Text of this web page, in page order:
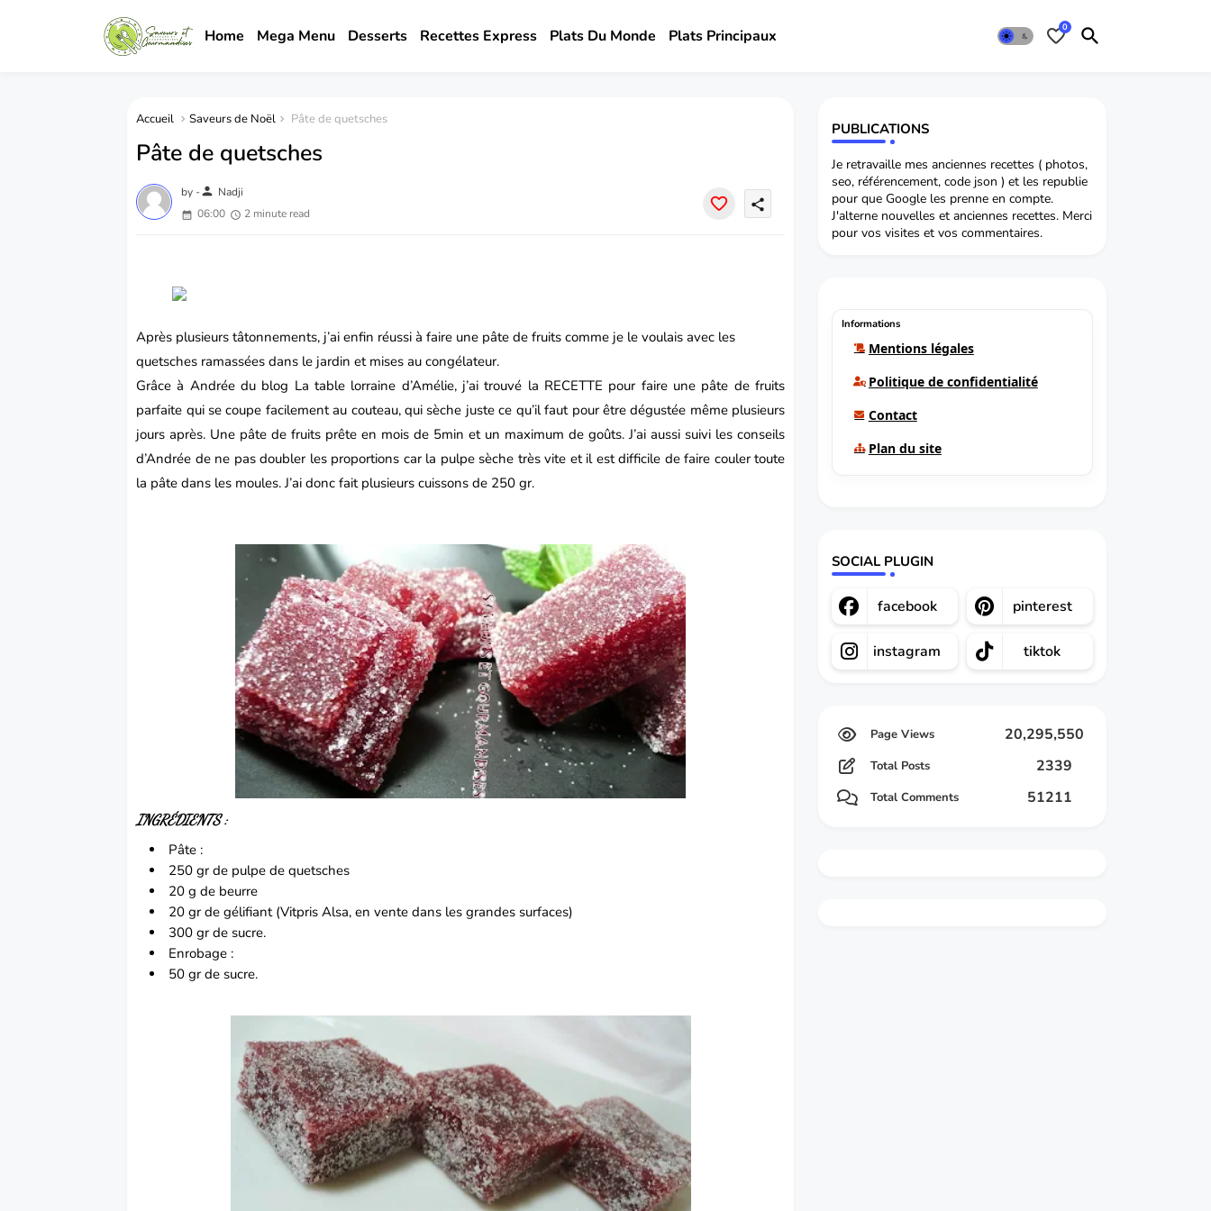
Home Mega Menu Desserts Recettes Express Plats Du Monde Plats Principaux 0
Accueil Saveurs de Noël Pâte de quetsches
Pâte de quetsches
by -person Nadji
06:00
2 minute read
share
Après plusieurs tâtonnements, j’ai enfin réussi à faire une pâte de fruits comme je le voulais avec les
quetsches ramassées dans le jardin et mises au congélateur.
Grâce à Andrée du blog La table lorraine d’Amélie, j’ai trouvé la RECETTE pour faire une pâte defruits
parfaite qui se coupe facilement au couteau, qui sèche juste ce qu’il faut pour être dégustée même plusieurs
jours après. Une pâte de fruits prête en mois de 5min et un maximum de goûts. J’ai aussi suivi les conseils
d’Andrée de ne pas doubler les proportions car la pulpe sèche très vite et il est difficile de faire couler toute
la pâte dans les moules. J’ai donc fait plusieurs cuissons de 250 gr.
INGRÉDIENTS :
Pâte :
250 gr de pulpe de quetsches
20 g de beurre
20 gr de gélifiant (Vitpris Alsa, en vente dans les grandes surfaces)
300 gr de sucre.
Enrobage :
50 gr de sucre.
PUBLICATIONS
Je retravaille mes anciennes recettes ( photos,
seo, référencement, code json ) et les republie
pour que Google les prenne en compte.
J'alterne nouvelles et anciennes recettes. Merci
pour vos visites et vos commentaires.
Informations
Mentions légales
Politique de confidentialité
Contact
Plan du site
SOCIAL PLUGIN
facebook pinterest
instagram tiktok
20,295,550
Total Posts 2339
Total Comments 51211